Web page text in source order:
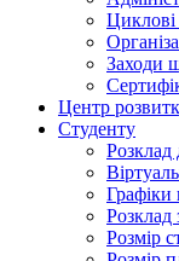
Циклові
Заходи
Центр
Студенту
Розклад
Графіки
Розклад
Розмір